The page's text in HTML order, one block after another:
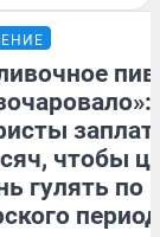
чтобы
гулять по